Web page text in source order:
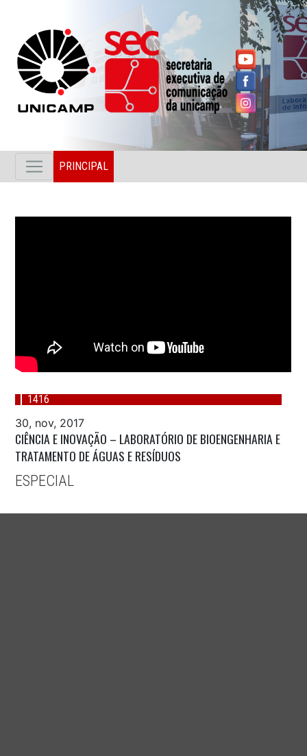
PRINCIPAL
1416
30, nov, 2017
CIÊNCIA E INOVAÇÃO – LABORATÓRIO DE BIOENGENHARIA E
TRATAMENTO DE ÁGUAS E RESÍDUOS
ESPECIAL